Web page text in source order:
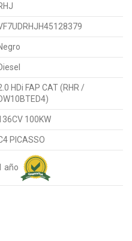
HDi FAP CAT (RHR /
100KW
PICASSO
año